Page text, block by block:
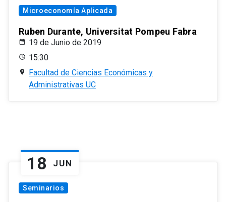
Microeconomía Aplicada
Ruben Durante, Universitat Pompeu Fabra
19 de Junio de 2019
15:30
Facultad de Ciencias Económicas y
Administrativas UC
18 JUN
Seminarios